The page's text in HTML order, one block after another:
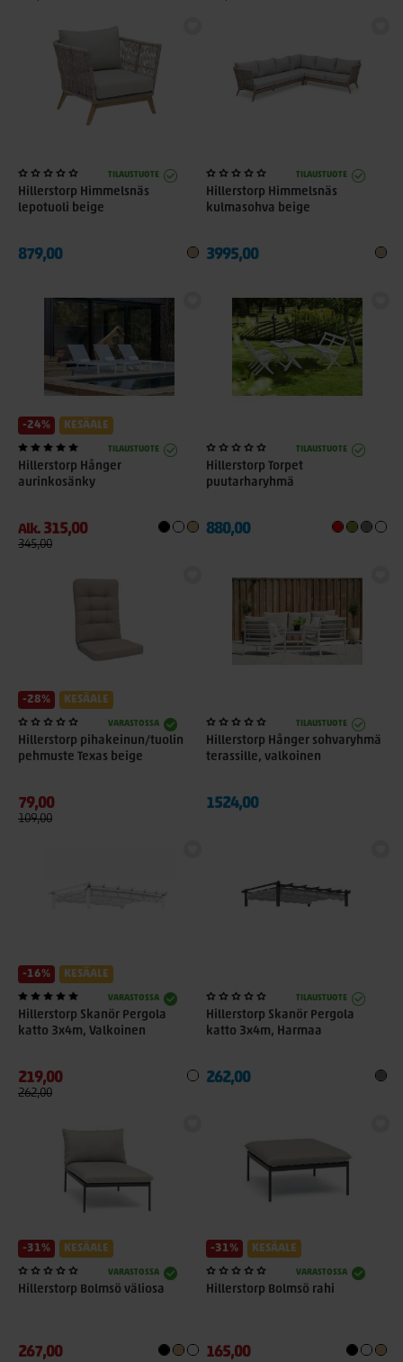
TILAUSTUOTE
Hillerstorp Himmelsnäs
lepotuoli beige
879,00
TILAUSTUOTE
Hillerstorp Himmelsnäs
kulmasohva beige
3995,00
-24% KESÄALE
TILAUSTUOTE
Hillerstorp Hånger
aurinkosänky
Alk. 315,00
345,00
TILAUSTUOTE
Hillerstorp Torpet
puutarharyhmä
880,00
-28% KESÄALE
VARASTOSSA
Hillerstorp pihakeinun/tuolin
pehmuste Texas beige
79,00
109,00
TILAUSTUOTE
Hillerstorp Hånger sohvaryhmä
terassille, valkoinen
1524,00
-16% KESÄALE
VARASTOSSA
Hillerstorp Skanör Pergola
katto 3x4m, Valkoinen
219,00
262,00
TILAUSTUOTE
Hillerstorp Skanör Pergola
katto 3x4m, Harmaa
262,00
-31% KESÄALE
VARASTOSSA
Hillerstorp Bolmsö väliosa
267,00
-31% KESÄALE
VARASTOSSA
Hillerstorp Bolmsö rahi
165,00